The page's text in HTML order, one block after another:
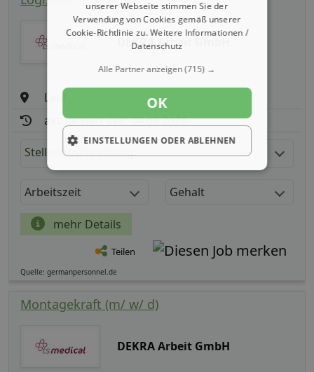
DEKRA Arbeit GmbH
Lauf
aktualisiert seit: 08.08.2026
Stellenbeschreibung:
Arbeitszeit Gehalt
mehr Details
Teilen
Quelle: germanpersonnel.de
Montagekraft (m/ w/ d)
DEKRA Arbeit GmbH
unserer Webseite stimmen Sie der
Verwendung von Cookies gemäß unserer
Cookie-Richtlinie zu.Weitere Informationen /
Datenschutz
Alle Partner anzeigen(715) →
OK
EINSTELLUNGEN ODER ABLEHNEN